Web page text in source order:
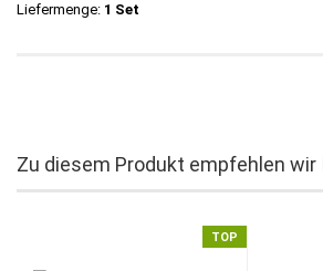
Liefermenge: 1 Set
Zu diesem Produkt empfehlen wir
TOP